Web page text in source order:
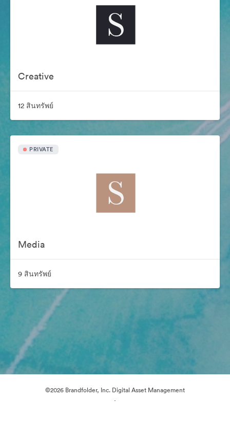
Creative
12 สินทรัพย์
PRIVATE
Media
9 สินทรัพย์
©2026 Brandfolder, Inc. Digital Asset Management
·